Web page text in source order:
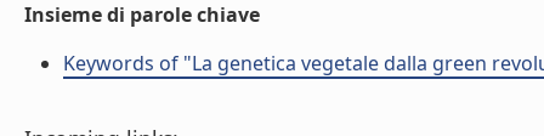
Insieme di parole chiave
Keywords of "La genetica vegetale dalla green